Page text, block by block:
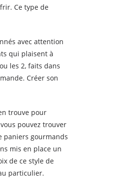
Ce type de
avec attention
qui plaisent à
les 2, faits dans
Créer son
trouve pour
pouvez trouver
paniers gourmands
mis en place un
de ce style de
particulier.